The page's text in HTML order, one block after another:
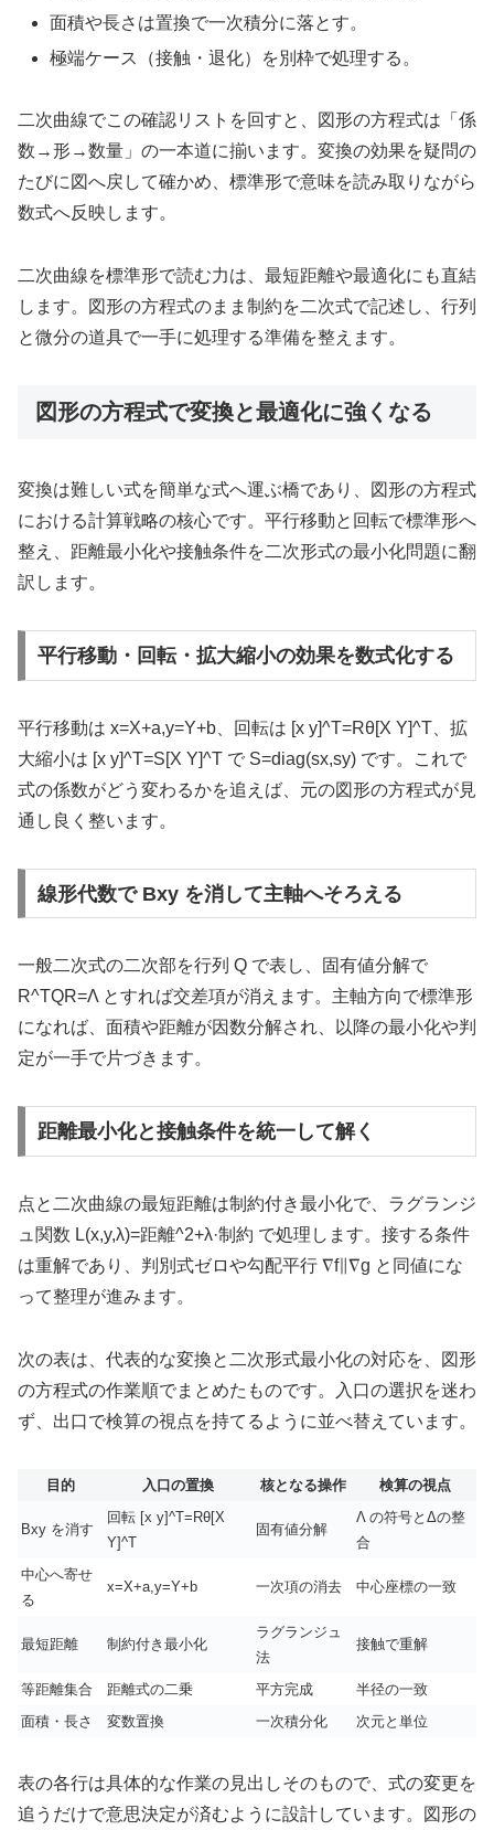
面積や長さは置換で一次積分に落とす。
極端ケース（接触・退化）を別枠で処理する。
二次曲線でこの確認リストを回すと、図形の方程式は「係
数→形→数量」の一本道に揃います。変換の効果を疑問の
たびに図へ戻して確かめ、標準形で意味を読み取りながら
数式へ反映します。
二次曲線を標準形で読む力は、最短距離や最適化にも直結
します。図形の方程式のまま制約を二次式で記述し、行列
と微分の道具で一手に処理する準備を整えます。
図形の方程式で変換と最適化に強くなる
変換は難しい式を簡単な式へ運ぶ橋であり、図形の方程式
における計算戦略の核心です。平行移動と回転で標準形へ
整え、距離最小化や接触条件を二次形式の最小化問題に翻
訳します。
平行移動・回転・拡大縮小の効果を数式化する
平行移動は x=X+a,y=Y+b、回転は [x y]^T=Rθ[X Y]^T、拡
大縮小は [x y]^T=S[X Y]^T で S=diag(sx,sy) です。これで
式の係数がどう変わるかを追えば、元の図形の方程式が見
通し良く整います。
線形代数で Bxy を消して主軸へそろえる
一般二次式の二次部を行列 Q で表し、固有値分解で
R^TQR=Λ とすれば交差項が消えます。主軸方向で標準形
になれば、面積や距離が因数分解され、以降の最小化や判
定が一手で片づきます。
距離最小化と接触条件を統一して解く
点と二次曲線の最短距離は制約付き最小化で、ラグランジ
ュ関数 L(x,y,λ)=距離^2+λ·制約 で処理します。接する条件
は重解であり、判別式ゼロや勾配平行 ∇f∥∇g と同値にな
って整理が進みます。
次の表は、代表的な変換と二次形式最小化の対応を、図形
の方程式の作業順でまとめたものです。入口の選択を迷わ
ず、出口で検算の視点を持てるように並べ替えています。
目的 入口の置換 核となる操作 検算の視点
Bxy を消す
回転 [x y]^T=Rθ[X
Y]^T
固有値分解
Λ の符号とΔの整
合
中心へ寄せ
る
x=X+a,y=Y+b 一次項の消去 中心座標の一致
最短距離 制約付き最小化
ラグランジュ
法
接触で重解
等距離集合 距離式の二乗 平方完成
半径の一致
面積・長さ
変数置換 一次積分化 次元と単位
表の各行は具体的な作業の見出しそのもので、式の変更を
追うだけで意思決定が済むように設計しています。図形の